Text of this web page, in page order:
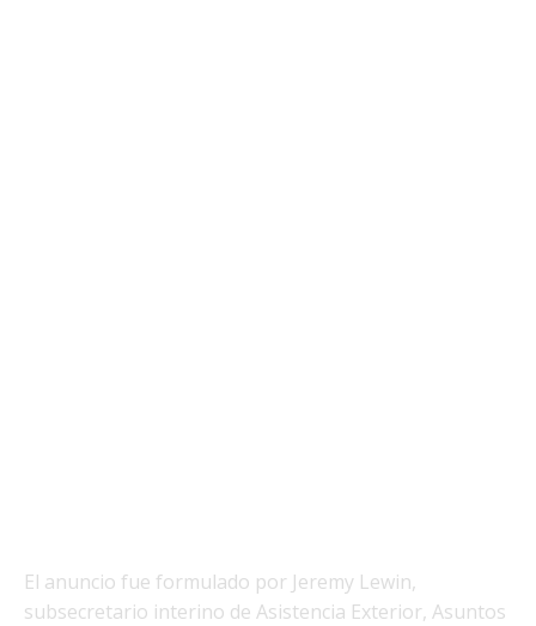
El anuncio fue formulado por Jeremy Lewin,
subsecretario interino de Asistencia Exterior, Asuntos